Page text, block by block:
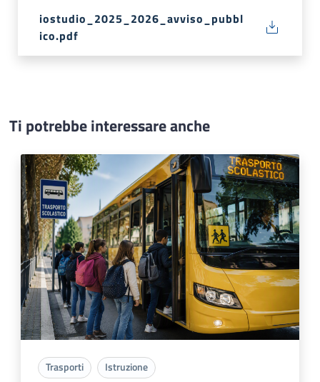
iostudio_2025_2026_avviso_pubbl
ico.pdf
Ti potrebbe interessare anche
Trasporti Istruzione